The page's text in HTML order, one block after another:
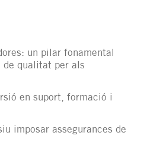
un pilar fonamental
de qualitat per als
en suport, formació i
imposar assegurances de